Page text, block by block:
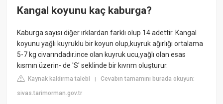
Kangal koyunu kaç kaburga?
Kaburga sayısı diğer ırklardan farklı olup 14 adettir. Kangal
koyunu yağlı kuyruklu bir koyun olup,kuyruk ağırlığı ortalama
5-7 kg civarındadır.ince olan kuyruk ucu,yağlı olan esas
kısmın üzerin- de 'S' seklinde bir kıvrım oluşturur.
Kaynak kaldırma talebi |Cevabın tamamını burada okuyun:
sivas.tarimorman.gov.tr